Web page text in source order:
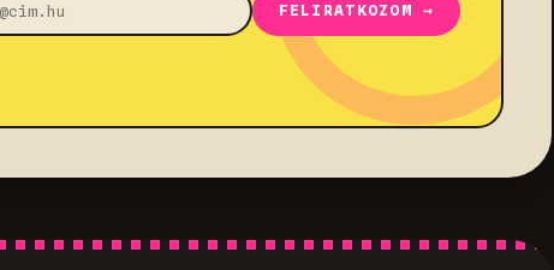
FELIRATKOZOM →